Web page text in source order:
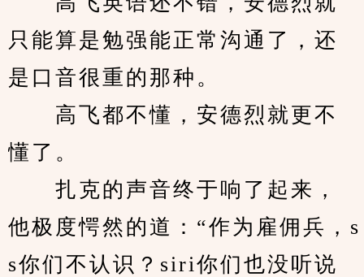
只能算是勉强能正常沟通了，还
是口音很重的那种。
高飞都不懂，安德烈就更不
懂了。
扎克的声音终于响了起来，
他极度愕然的道：“作为雇佣兵，s
s你们不认识？siri你们也没听说